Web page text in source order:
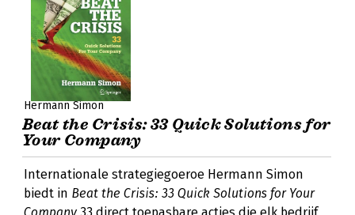
Hermann Simon
Beat the Crisis: 33 Quick Solutions for
Your Company
Internationale strategiegoeroe Hermann Simon
biedt in Beat the Crisis: 33 Quick Solutions for Your